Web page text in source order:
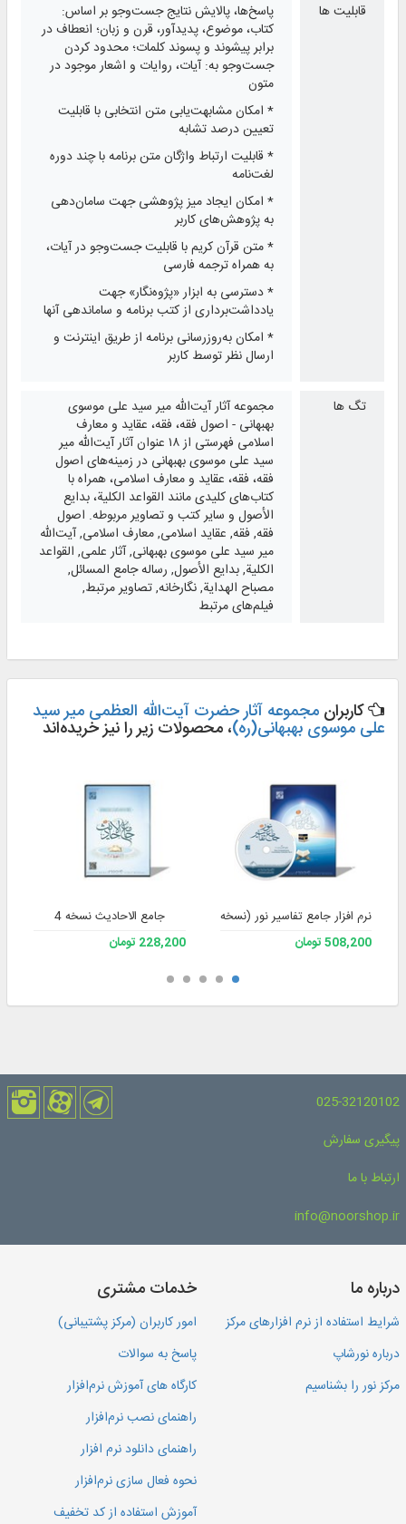
قابلیت ها
پاسخ‌ها، پالایش نتایج جست‌وجو بر اساس:
کتاب، موضوع، پدیدآور، قرن و زبان؛ انعطاف در
برابر پیشوند و پسوند کلمات؛ محدود کردن
جست‌وجو به: آیات، روایات و اشعار موجود در
متون
* امکان مشابهت‌یابی متن انتخابی با قابلیت
تعیین درصد تشابه
* قابلیت ارتباط واژگان متن برنامه با چند دوره
لغت‌نامه
* امکان ایجاد میز پژوهشی جهت سامان‌دهی
به پژوهش‌های کاربر
* متن قرآن کریم با قابلیت جست‌وجو در آیات،
به همراه ترجمه فارسی
* دسترسی به ابزار «پژوه‌نگار» جهت
یادداشت‌برداری از کتب برنامه و ساماندهی آنها
* امکان به‌روزرسانی برنامه از طریق اینترنت و
ارسال نظر توسط کاربر
تگ ها
مجموعه آثار آیت‌الله میر سید علی موسوی
بهبهانی - اصول فقه، فقه، عقاید و معارف
اسلامی فهرستی از ۱۸ عنوان آثار آیت‌الله میر
سید علی موسوی بهبهانی در زمینه‌های اصول
فقه، فقه، عقاید و معارف اسلامی، همراه با
کتاب‌های کلیدی مانند القواعد الکلیة، بدایع
الأصول و سایر کتب و تصاویر مربوطه. اصول
فقه, فقه, عقاید اسلامی, معارف اسلامی, آیت‌الله
میر سید علی موسوی بهبهانی, آثار علمی, القواعد
الکلیة, بدایع الأصول, رساله جامع المسائل,
مصباح الهدایة, نگارخانه, تصاویر مرتبط,
فیلم‌های مرتبط
کاربران مجموعه آثار حضرت آیت‌الله العظمی میر سید
علی موسوی بهبهانی(ره)، محصولات زیر را نیز خریده‌اند
نرم افزار جامع تفاسیر نور (نسخه 4)
508,200 تومان
جامع الاحادیث نسخه 4
228,200 تومان
025-32120102
پیگیری سفارش
ارتباط با ما
info@noorshop.ir
درباره ما
شرایط استفاده از نرم افزارهای مرکز
درباره نورشاپ
مرکز نور را بشناسیم
خدمات مشتری
امور کاربران (مرکز پشتیبانی)
پاسخ به سوالات
کارگاه های آموزش نرم‌افزار
راهنمای نصب نرم‌افزار
راهنمای دانلود نرم افزار
نحوه فعال سازی نرم‌افزار
آموزش استفاده از کد تخفیف